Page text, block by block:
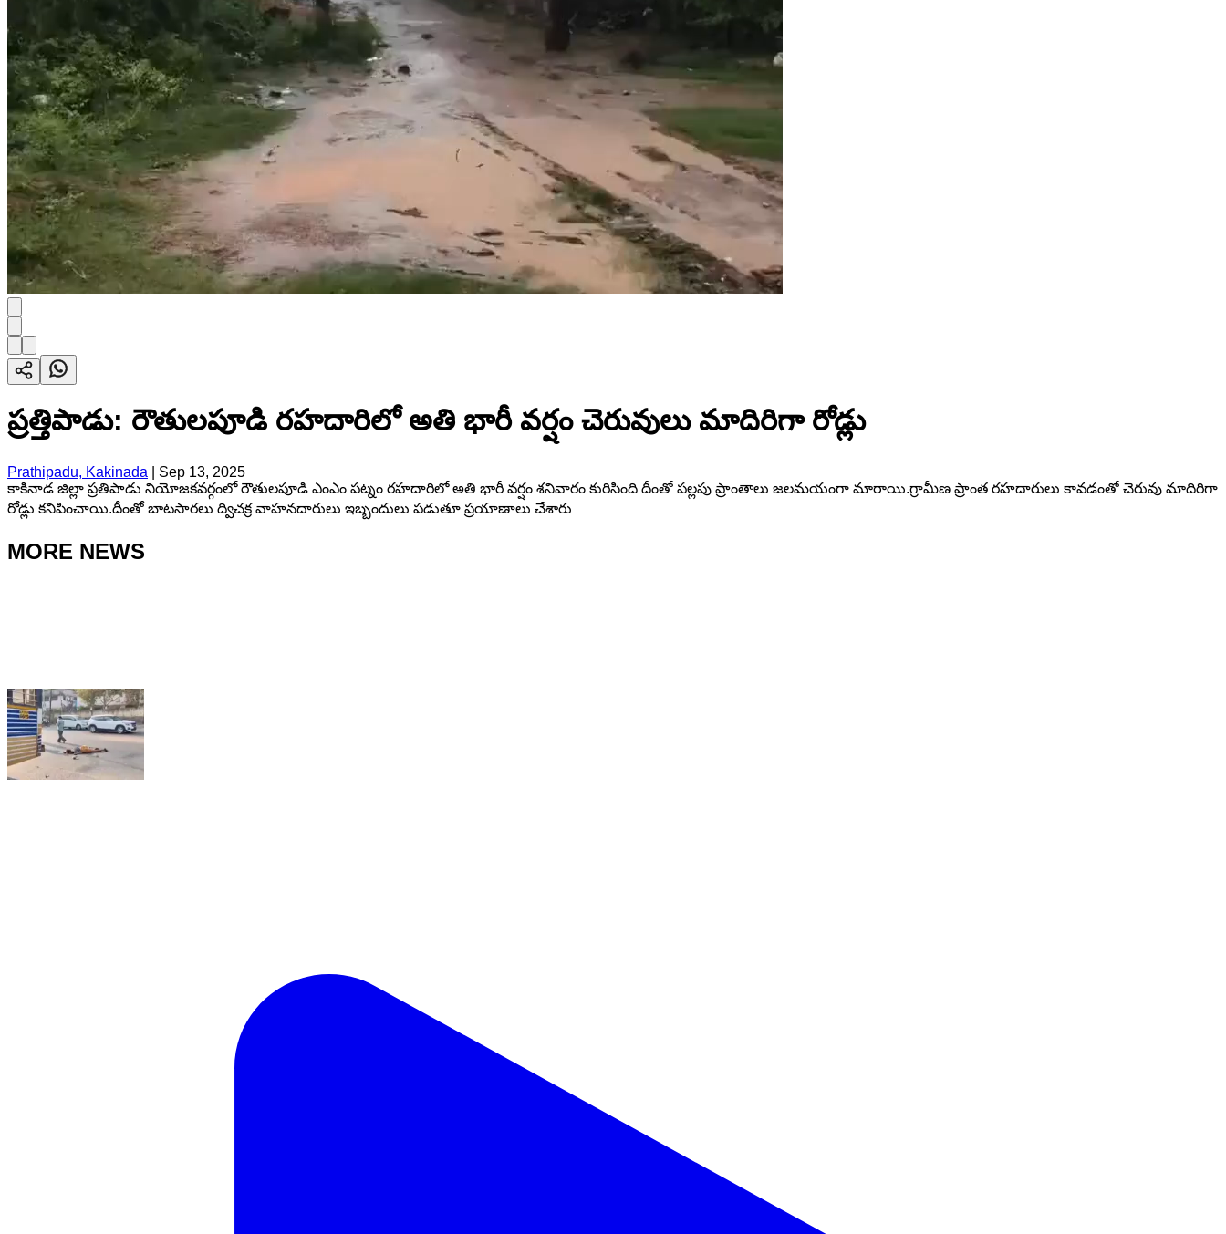
ప్రత్తిపాడు: రౌతులపూడి రహదారిలో అతి భారీ వర్షం చెరువులు మాదిరిగా రోడ్లు
Prathipadu, Kakinada
Sep 13, 2025
కాకినాడ జిల్లా ప్రతిపాడు నియోజకవర్గంలో రౌతులపూడి ఎంఎం పట్నం రహదారిలో అతి భారీ వర్షం శనివారం కురిసింది దీంతో పల్లపు ప్రాంతాలు జలమయంగా మారాయి.గ్రామీణ ప్రాంత రహదారులు కావడంతో చెరువు మాదిరిగా
రోడ్లు కనిపించాయి.దీంతో బాటసారలు ద్విచక్ర వాహనదారులు ఇబ్బందులు పడుతూ ప్రయాణాలు చేశారు
MORE NEWS